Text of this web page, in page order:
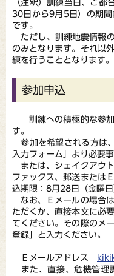
（注釈）訓練当日、ご都
30日から9月5日）の期
です。
ただし、訓練地震情報
のみとなります。それ以
練を行うこととなります
参加申込
訓練への積極的な参加
す。
参加を希望される方は
入力フォーム」より必要
または、シェイクアウト
ファックス、郵送または
込期限：8月28日（金曜日
なお、Ｅメールの場合
ただくか、直接本文に必
てください。その際のメ
登録」と入力ください。
Ｅメールアドレス
また、直接、危機管理